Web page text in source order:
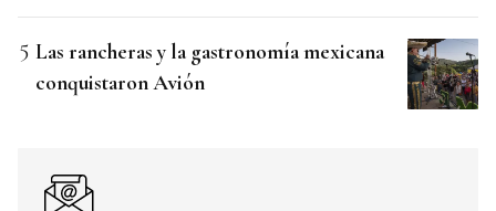
Las rancheras y la gastronomía mexicana
conquistaron Avión